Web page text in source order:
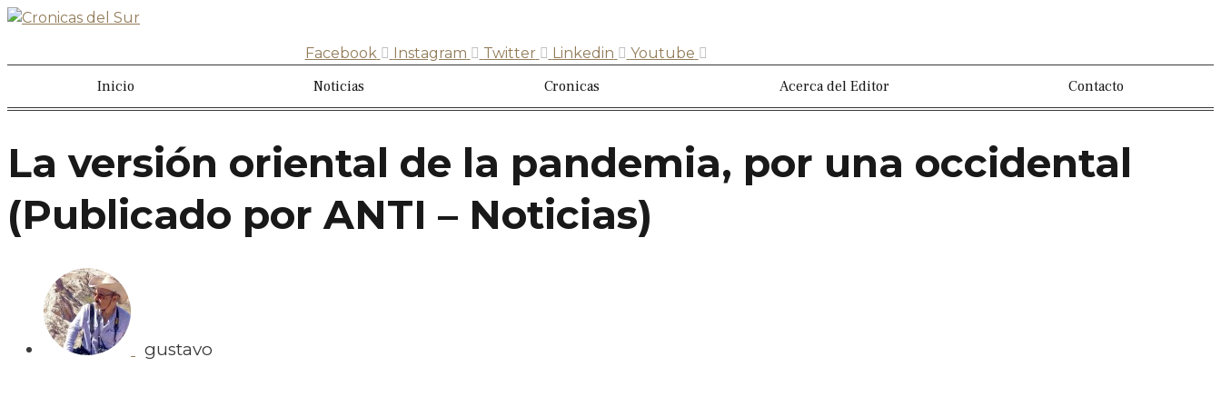
Facebook Instagram Twitter Linkedin Youtube
Inicio Noticias Cronicas Acerca del Editor Contacto
La versión oriental de la pandemia, por una occidental
(Publicado por ANTI – Noticias)
gustavo